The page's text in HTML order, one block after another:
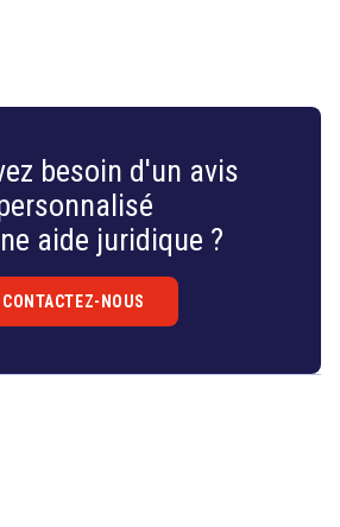
besoin d'un avis
aide juridique ?
CONTACTEZ-NOUS